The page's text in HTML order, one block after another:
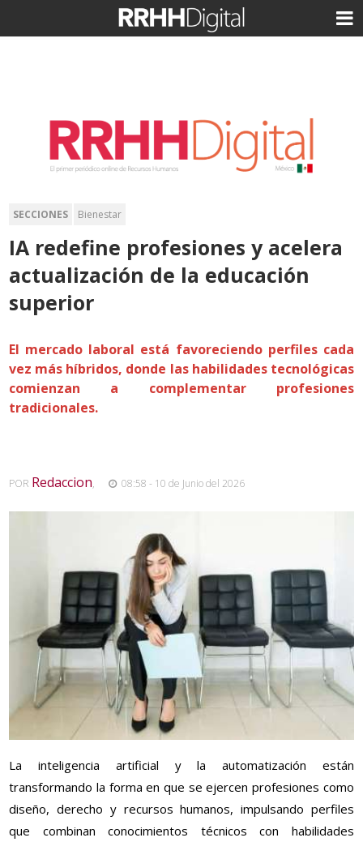
SECCIONES Bienestar
IA redefine profesiones y acelera
actualización de la educación
superior
El mercado laboral está favoreciendo perfiles cada
vez más híbridos, donde las habilidades tecnológicas
comienzan a complementar profesiones
tradicionales.
POR Redaccion, 08:58 - 10 de Junio del 2026
La inteligencia artificial y la automatización están
transformando la forma en que se ejercen profesiones como
diseño, derecho y recursos humanos, impulsando perfiles
que combinan conocimientos técnicos con habilidades